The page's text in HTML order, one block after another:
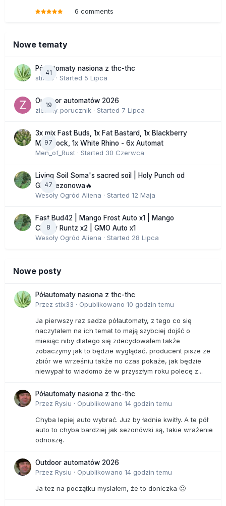
6 comments
Nowe tematy
41
Półautomaty nasiona z thc-thc
stix33 · Started 5 Lipca
19
Outdoor automatów 2026
zielony_porucznik · Started 7 Lipca
97
3x mix Fast Buds, 1x Fat Bastard, 1x Blackberry
Moonrock, 1x White Rhino - 6x Automat
Men_of_Rust · Started 30 Czerwca
47
Living Soil Soma's sacred soil | Holy Punch od
GHS sezonowa🔥
Wesoły Ogród Aliena · Started 12 Maja
8
Fast Bud42 | Mango Frost Auto x1 | Mango
Cherry Runtz x2 | GMO Auto x1
Wesoły Ogród Aliena · Started 28 Lipca
Nowe posty
Półautomaty nasiona z thc-thc
Przez stix33 · Opublikowano 10 godzin temu
Ja pierwszy raz sadze półautomaty, z tego co się
naczytalem na ich temat to mają szybciej dojść o
miesiąc niby dlatego się zdecydowałem także
zobaczymy jak to będzie wyglądać, producent pisze ze
zbiór we wrześniu także no czas pokaże, jak będzie
niewypał to wiadomo że w przyszłym roku polecę z...
Półautomaty nasiona z thc-thc
Przez Rysiu · Opublikowano 14 godzin temu
Chyba lepiej auto wybrać. Juz by ładnie kwitły. A te pół
auto to chyba bardziej jak sezonówki są, takie wrażenie
odnoszę.
Outdoor automatów 2026
Przez Rysiu · Opublikowano 14 godzin temu
Ja tez na początku myslałem, że to doniczka 🙂